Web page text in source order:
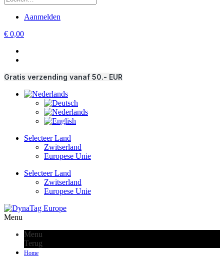
Aanmelden
€ 0,00
Gratis verzending vanaf 50.- EUR
Selecteer Land
Zwitserland
Europese Unie
Selecteer Land
Zwitserland
Europese Unie
Menu
Menu
Terug
Home